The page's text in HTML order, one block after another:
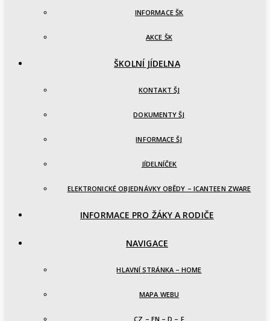
INFORMACE ŠK
AKCE ŠK
ŠKOLNÍ JÍDELNA
KONTAKT ŠJ
DOKUMENTY ŠJ
INFORMACE ŠJ
JÍDELNÍČEK
ELEKTRONICKÉ OBJEDNÁVKY OBĚDY – ICANTEEN ZWARE
INFORMACE PRO ŽÁKY A RODIČE
NAVIGACE
HLAVNÍ STRÁNKA – HOME
MAPA WEBU
CZ – EN – D – F